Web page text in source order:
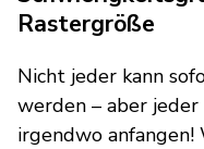
Rastergröße
Nicht jeder kann
werden – aber
irgendwo anfangen!